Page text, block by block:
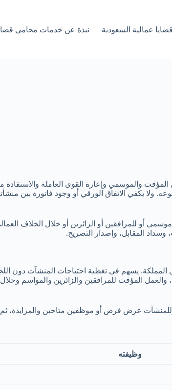
عمالية السعودية نبذة عن خدمات محامي
والموسمي وإعارة القوى العاملة والاستفادة
ولا يكفي الاتفاق الورقي أو وجود فاتورة بين
أو للمرافقين أو الزائرين أو خلال الخلاف
المقابل، وإصدار التصريح.
المملكة. يسهم في تغطية احتياجات المنشآت دون
المؤقت للمرافقين والزائرين والمواسم
وللمنشآت عرض فرص أو موظفين متاحين
وظيفته